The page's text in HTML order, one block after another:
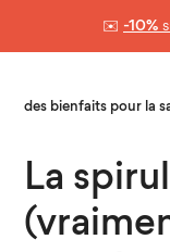
content
✉️ -10%
Panier
Nos
des bienfaits pour la
La